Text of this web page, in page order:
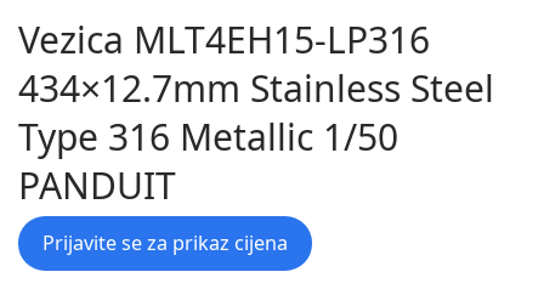
Vezica MLT4EH15-LP316
434×12.7mm Stainless Steel
Type 316 Metallic 1/50
PANDUIT
Prijavite se za prikaz cijena